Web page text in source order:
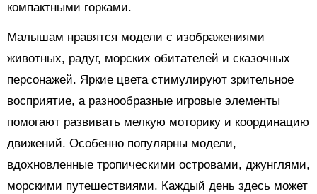
компактными горками.
Малышам нравятся модели с изображениями
животных, радуг, морских обитателей и сказочных
персонажей. Яркие цвета стимулируют зрительное
восприятие, а разнообразные игровые элементы
помогают развивать мелкую моторику и координацию
движений. Особенно популярны модели,
вдохновленные тропическими островами, джунглями,
морскими путешествиями. Каждый день здесь может